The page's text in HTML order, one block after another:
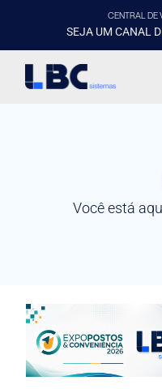
CENTRAL
SEJA UM CANAL
Você está